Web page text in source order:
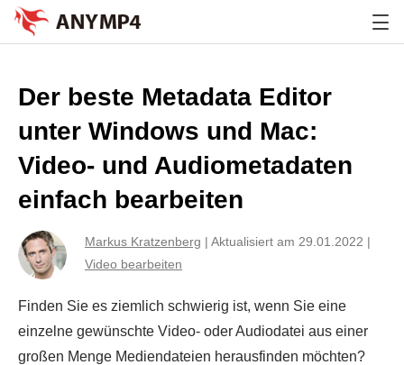
Der beste Metadata Editor
unter Windows und Mac:
Video- und Audiometadaten
einfach bearbeiten
Markus Kratzenberg | Aktualisiert am 29.01.2022 |
Video bearbeiten
Finden Sie es ziemlich schwierig ist, wenn Sie eine
einzelne gewünschte Video- oder Audiodatei aus einer
großen Menge Mediendateien herausfinden möchten?